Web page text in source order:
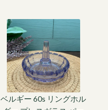
ベルギー 60s リングホル